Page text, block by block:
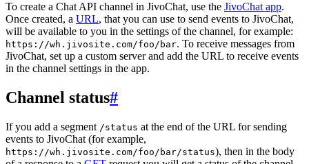
To create a Chat API channel in JivoChat, use the JivoChat app.
Once created, a URL, that you can use to send events to JivoChat,
will be available to you in the settings of the channel, for example:
https://wh.jivosite.com/foo/bar. To receive messages from
JivoChat, set up a custom server and add the URL to receive events
in the channel settings in the app.
Channel status#
If you add a segment /status at the end of the URL for sending
events to JivoChat (for example,
https://wh.jivosite.com/foo/bar/status), then in the body